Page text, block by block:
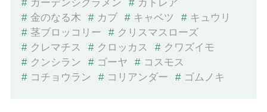
# ガーデンシクラメン # カトレア
# 金のなる木 # カブ # キャベツ # キュウリ
# 茎ブロッコリー # クリスマスローズ
# クレマチス # クロッカス # クワズイモ
# クンシラン # ゴーヤ # コスモス
# コチョウラン # コリアンダー # ゴムノキ